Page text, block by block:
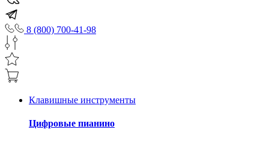
8 (800) 700-41-98
Клавишные инструменты
Цифровые пианино